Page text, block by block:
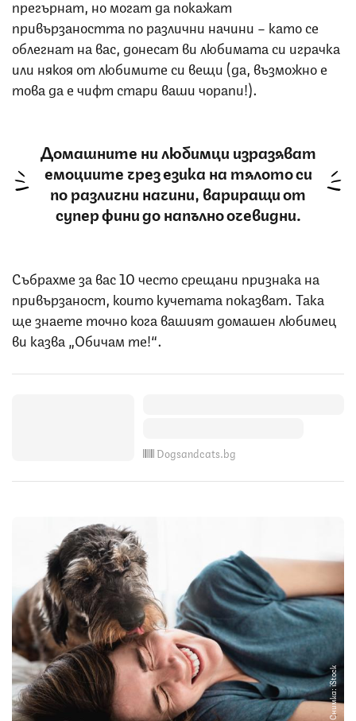
прегърнат, но могат да покажат
привързаността по различни начини – като се
облегнат на вас, донесат ви любимата си играчка
или някоя от любимите си вещи (да, възможно е
това да е чифт стари ваши чорапи!).
Домашните ни любимци изразяват
емоциите чрез езика на тялото си
по различни начини, вариращи от
супер фини до напълно очевидни.
Събрахме за вас 10 често срещани признака на
привързаност, които кучетата показват. Така
ще знаете точно кога вашият домашен любимец
ви казва „Обичам те!“.
Dogsandcats.bg
Снимка: iStock